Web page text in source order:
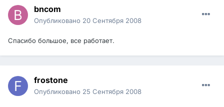
bncom
Опубликовано 20 Сентября 2008
Спасибо большое, все работает.
frostone
Опубликовано 25 Сентября 2008